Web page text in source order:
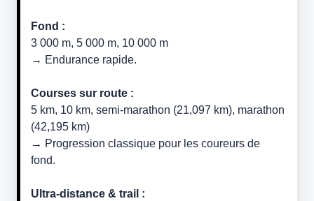
Fond :
3 000 m, 5 000 m, 10 000 m
→ Endurance rapide.
Courses sur route :
5 km, 10 km, semi-marathon (21,097 km), marathon
(42,195 km)
→ Progression classique pour les coureurs de
fond.
Ultra-distance & trail :